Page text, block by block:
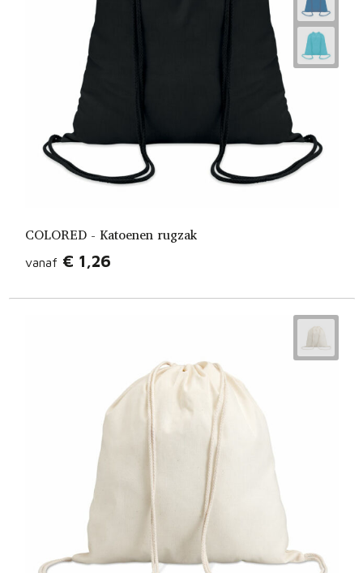
COLORED - Katoenen rugzak
vanaf € 1,26